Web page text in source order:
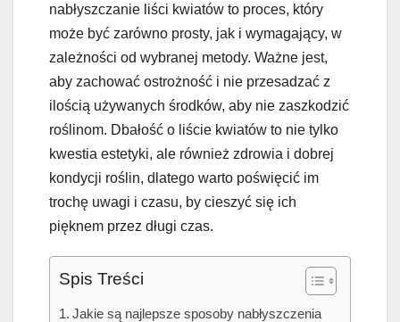
nabłyszczanie liści kwiatów to proces, który
może być zarówno prosty, jak i wymagający, w
zależności od wybranej metody. Ważne jest,
aby zachować ostrożność i nie przesadzać z
ilością używanych środków, aby nie zaszkodzić
roślinom. Dbałość o liście kwiatów to nie tylko
kwestia estetyki, ale również zdrowia i dobrej
kondycji roślin, dlatego warto poświęcić im
trochę uwagi i czasu, by cieszyć się ich
pięknem przez długi czas.
Spis Treści
Jakie są najlepsze sposoby nabłyszczenia